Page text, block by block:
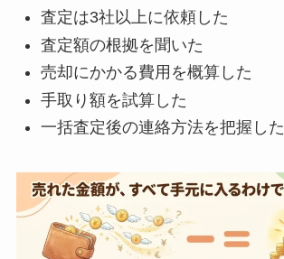
査定は3社以上に依頼した
査定額の根拠を聞いた
売却にかかる費用を概算した
手取り額を試算した
一括査定後の連絡方法を把握した